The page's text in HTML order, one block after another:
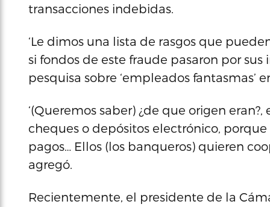
transacciones indebidas.
‘Le dimos una lista de rasgos que
si fondos de este fraude pasaron por sus
pesquisa sobre ‘empleados fantasmas’
‘(Queremos saber) ¿de que origen
cheques o depósitos electrónico,
pagos… Ellos (los banqueros) quieren
agregó.
Recientemente, el presidente de la